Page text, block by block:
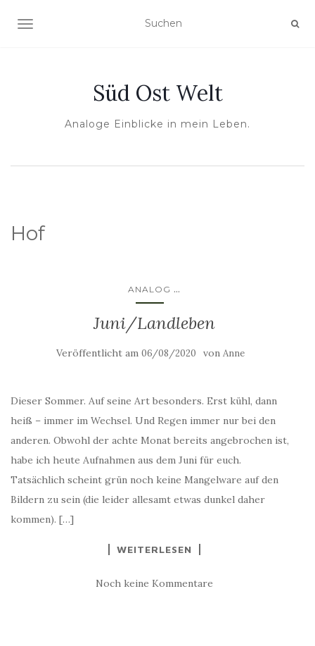
NAVIGATION UMSCHALTEN
Süd Ost Welt
Analoge Einblicke in mein Leben.
Hof
ANALOG ...
Juni/Landleben
Veröffentlicht am 06/08/2020 von Anne
Dieser Sommer. Auf seine Art besonders. Erst kühl, dann
heiß – immer im Wechsel. Und Regen immer nur bei den
anderen. Obwohl der achte Monat bereits angebrochen ist,
habe ich heute Aufnahmen aus dem Juni für euch.
Tatsächlich scheint grün noch keine Mangelware auf den
Bildern zu sein (die leider allesamt etwas dunkel daher
kommen). […]
WEITERLESEN
Noch keine Kommentare